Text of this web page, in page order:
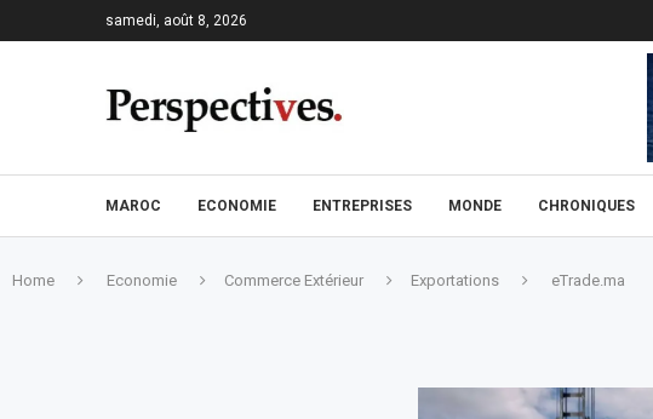
samedi, août 8, 2026
MAROC ECONOMIE ENTREPRISES MONDE CHRONIQUES
Home Economie Commerce Extérieur Exportations eTrade.ma